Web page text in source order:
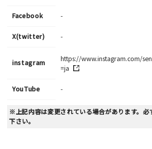
Facebook -
X(twitter) -
instagram
https://www.instagram.com/
=ja
YouTube -
※上記内容は変更されている場合があります。必
下さい。